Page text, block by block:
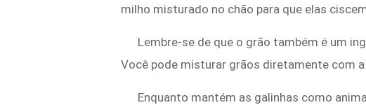
milho misturado no chão para que elas
Lembre-se de que o grão também é um
Você pode misturar grãos diretamente com
Enquanto mantém as galinhas como